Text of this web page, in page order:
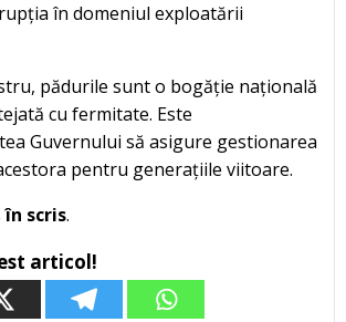
în domeniul exploatării
pădurile sunt o bogăție națională
cu fermitate. Este
Guvernului să asigure gestionarea
pentru generațiile viitoare.
în scris.
articol!